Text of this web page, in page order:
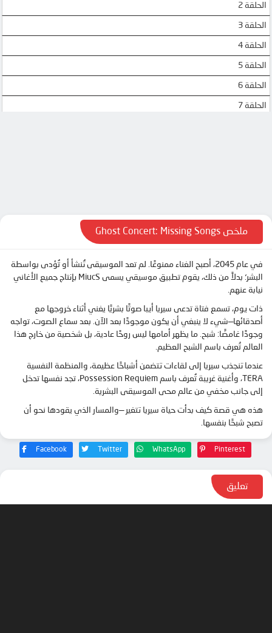
الحلقة 2
الحلقة 3
الحلقة 4
الحلقة 5
الحلقة 6
الحلقة 7
ملخص Ghost Concert: Missing Songs
في عام 2045، أصبح الغناء ممنوعًا. لم تعد الموسيقى تُنشأ أو تُؤدى بواسطة
البشر؛ بدلاً من ذلك، يقوم تطبيق موسيقي يسمى MiucS بإنتاج جميع الأغاني
نيابة عنهم.
ذات يوم، تسمع فتاة تدعى سيريا أيبا صوتًا بشريًا يغني أثناء خروجها مع
أصدقائها—شيء لا ينبغي أن يكون موجودًا بعد الآن. بعد سماع الصوت، تواجه
وجودًا غامضًا: شبح. ما يظهر أمامها ليس روحًا عادية، بل شخصية من خارج هذا
العالم تُعرف باسم الشبح العظيم.
عندما تنجذب سيريا إلى لقاءات تتضمن أشباحًا عظيمة، والمنظمة النفسية
TERA، وأغنية غريبة تُعرف باسم Possession Requiem، تجد نفسها تدخل
إلى جانب مخفي من عالم محى الموسيقى البشرية.
هذه هي قصة كيف بدأت حياة سيريا تتغير —والمسار الذي يقودها نحو أن
تصبح شبحًا بنفسها.
Facebook Twitter WhatsApp Pinterest
تعليق